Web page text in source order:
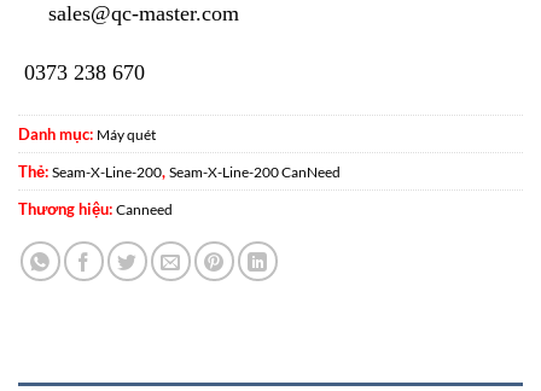
sales@qc-master.com
0373 238 670
Danh mục: Máy quét
Thẻ: Seam-X-Line-200, Seam-X-Line-200 CanNeed
Thương hiệu: Canneed